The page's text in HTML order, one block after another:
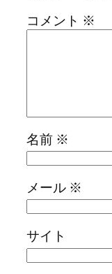
コメント ※
名前 ※
メール ※
サイト